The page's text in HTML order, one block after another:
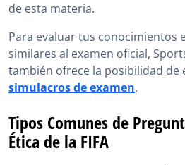
de esta materia.
Para evaluar tus conocimientos
similares al examen oficial,
también ofrece la posibilidad
simulacros de examen.
Tipos Comunes de
Ética de la FIFA